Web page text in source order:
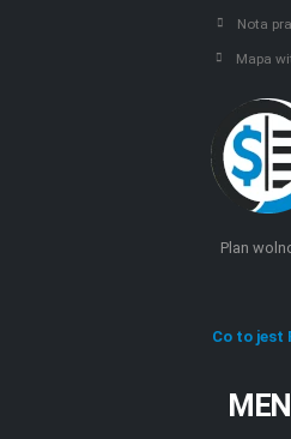
Nota
Mapa
Plan
Co to jest